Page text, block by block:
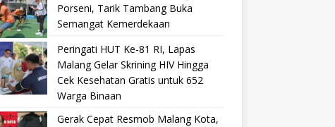
Porseni, Tarik Tambang Buka
Semangat Kemerdekaan
Peringati HUT Ke-81 RI, Lapas
Malang Gelar Skrining HIV Hingga
Cek Kesehatan Gratis untuk 652
Warga Binaan
Gerak Cepat Resmob Malang Kota,